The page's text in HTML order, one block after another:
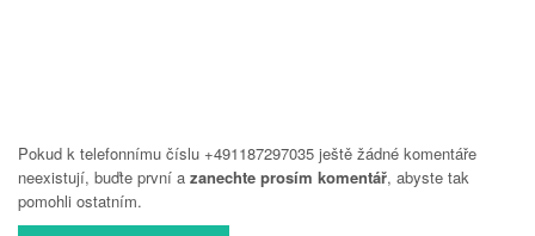
Pokud k telefonnímu číslu +491187297035 ještě žádné komentáře
neexistují, buďte první a zanechte prosím komentář, abyste tak
pomohli ostatním.